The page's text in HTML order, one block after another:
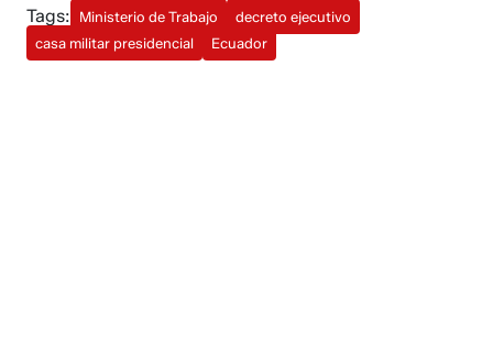
Tags: Ministerio de Trabajo
decreto ejecutivo
casa militar presidencial
Ecuador